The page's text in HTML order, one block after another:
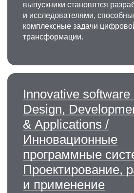
выпускники становятся
и исследователями,
комплексные задачи
трансформации.
Innovative software
Design,
& Applications /
Инновационные
программные
Проектирование,
и применение